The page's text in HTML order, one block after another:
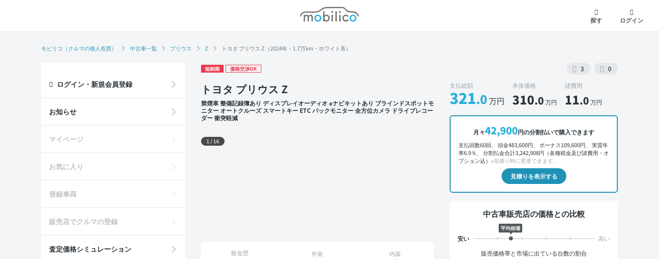
モビリコ
探す
ログイン
モビリコ（クルマの個人売買） 中古車一覧 プリウス Z トヨタ プリウス Z（2024年・1.7万km・ホワイト系）
短納期 価格交渉OK 3 0
トヨタ プリウス Z
禁煙車 整備記録簿あり ディスプレイオーディオ ※ナビキットあり ブラインドスポットモ
ニター オートクルーズ スマートキー ETC バックモニター 全方位カメラ ドライブレコー
ダー 衝突軽減
外装 左前
1 /16
支払総額
321.0万円
本体価格
310.0万円
諸費用
11.0万円
月々42,900円の分割払いで購入できます
支払回数60回、 頭金483,600円、 ボーナス109,600円、 実質年
率6.9％、 分割払金合計3,242,908円（各種税金及び諸費用・オ
プション込） ※見積り時に変更できます。
見積りを表示する
中古車販売店の価格との比較
平均相場
販売価格帯と市場に出ている台数の割合
板金歴 外装 内装
ログイン・新規会員登録
お知らせ
マイページ
お気に入り
登録車両
販売店でクルマの登録
査定価格シミュレーション